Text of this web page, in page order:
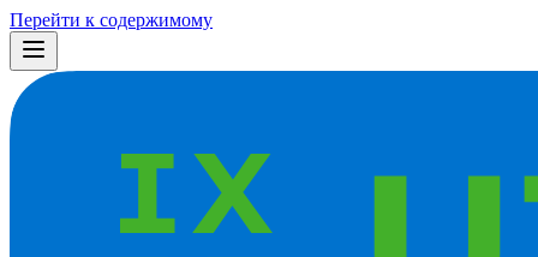
Перейти к содержимому